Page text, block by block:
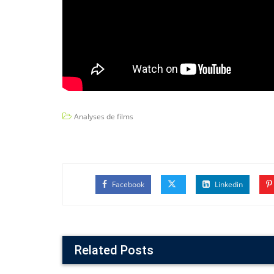
Analyses de films
Facebook Linkedin
Related Posts